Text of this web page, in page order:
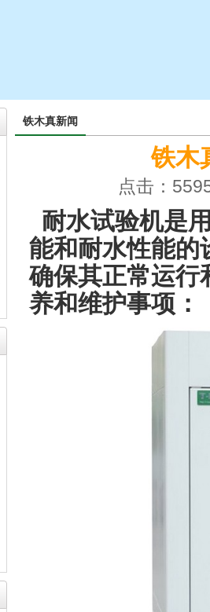
铁木真新闻
铁木
点击：
耐水试验机是
能和耐水性能的
确保其正常运行
养和维护事项：